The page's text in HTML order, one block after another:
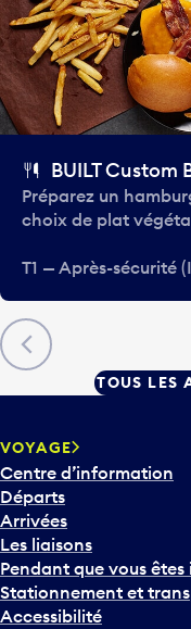
Précédent
BUILT Custom
Préparez un
choix de plat
T1 — Après-sécurité
TOUS LES
VOYAGE
Centre d’information
Départs
Arrivées
Les liaisons
Pendant que vous êtes
Stationnement et
Accessibilité